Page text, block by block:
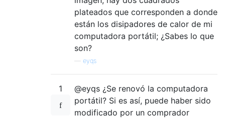
plateados que corresponden a donde
están los disipadores de calor de mi
computadora portátil; ¿Sabes lo que
son?
eyqs
1
@eyqs ¿Se renovó la computadora
portátil? Si es así, puede haber sido
modificado por un comprador